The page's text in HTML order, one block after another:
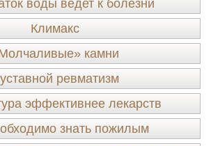
воды ведет к болезни
Климакс
камни
ревматизм
эффективнее лекарств
знать пожилым